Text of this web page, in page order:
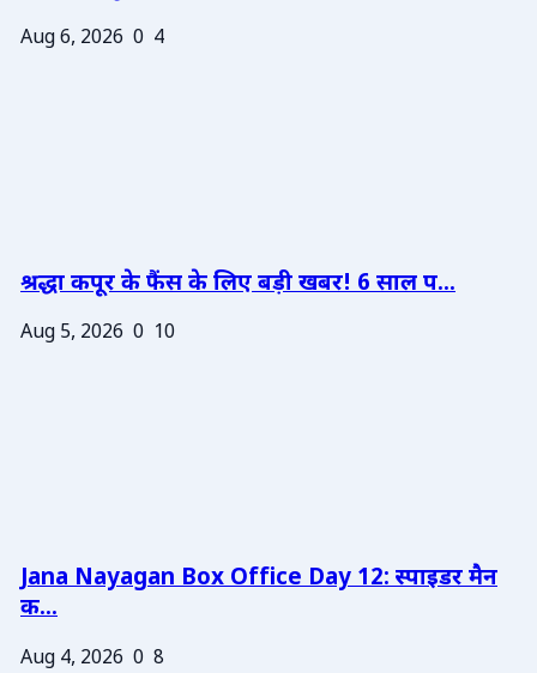
Aug 6, 2026 0 4
श्रद्धा कपूर के फैंस के लिए बड़ी खबर! 6 साल प...
Aug 5, 2026 0 10
Jana Nayagan Box Office Day 12: स्पाइडर मैन
क...
Aug 4, 2026 0 8